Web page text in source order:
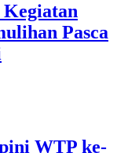
Kegiatan
Pasca
WTP ke-